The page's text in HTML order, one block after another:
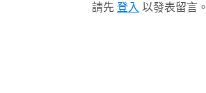
請先 登入 以發表留言。